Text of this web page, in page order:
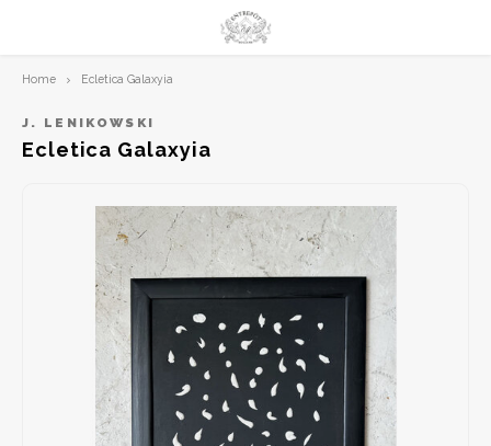
Hoofdmenu / limited prints
LIMITED PRINTS
CLASSIC LADIES
Home Ecletica Galaxyia
J. LENIKOWSKI
Ecletica Galaxyia